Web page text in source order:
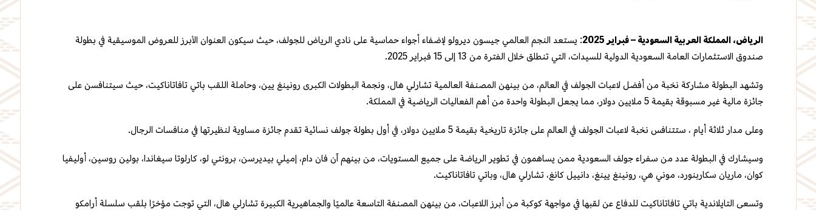
الرياض، المملكة العربية السعودية – فبراير 2025
: يستعد النجم العالمي جيسون ديرولو لإضفاء أجواء حماسية على نادي الرياض للجولف، حيث سيكون العنوان الأبرز للعروض الموسيقية في بطولة
صندوق الاستثمارات العامة السعودية الدولية للسيدات، التي تنطلق خلال الفترة من 13 إلى 15 فبراير 2025.
وتشهد البطولة مشاركة نخبة من أفضل لاعبات الجولف في العالم، من بينهن المصنفة العالمية تشارلي هال، ونجمة البطولات الكبرى رونينغ يين، وحاملة اللقب باتي تافاتاناكيت، حيث سيتنافسن على
جائزة مالية غير مسبوقة بقيمة 5 ملايين دولار، مما يجعل البطولة واحدة من أهم الفعاليات الرياضية في المملكة.
وعلى مدار ثلاثة أيام ، ستتنافس نخبة لاعبات الجولف في العالم على جائزة تاريخية بقيمة 5 ملايين دولار، في أول بطولة جولف نسائية تقدم جائزة مساوية لنظيرتها في منافسات الرجال.
وسيشارك في البطولة عدد من سفراء جولف السعودية ممن يساهمون في تطوير الرياضة على جميع المستويات، من بينهم آن فان دام، إميلي بيديرسن، برونتي لو، كارلوتا سيغاندا، بولين روسين، أوليفيا
كوان، ماريان سكاربنورد، موني هي، رونينغ يينغ، دانييل كانغ، تشارلي هال، وباتي تافاتاناكيت.
وتسعى التايلاندية باتي تافاتاناكيت للدفاع عن لقبها في مواجهة كوكبة من أبرز اللاعبات، من بينهن المصنفة التاسعة عالميًا والجماهيرية الكبيرة تشارلي هال، التي توجت مؤخرًا بلقب سلسلة أرامكو